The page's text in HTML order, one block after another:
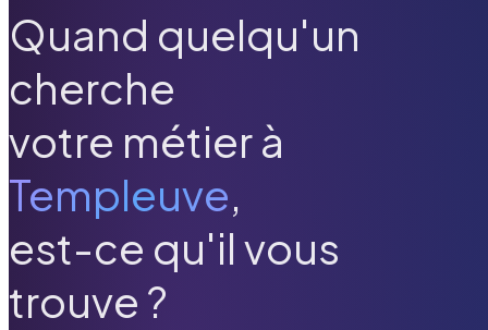
Quand quelqu'un
cherche
votre métier à
Templeuve,
est-ce qu'il vous
trouve ?